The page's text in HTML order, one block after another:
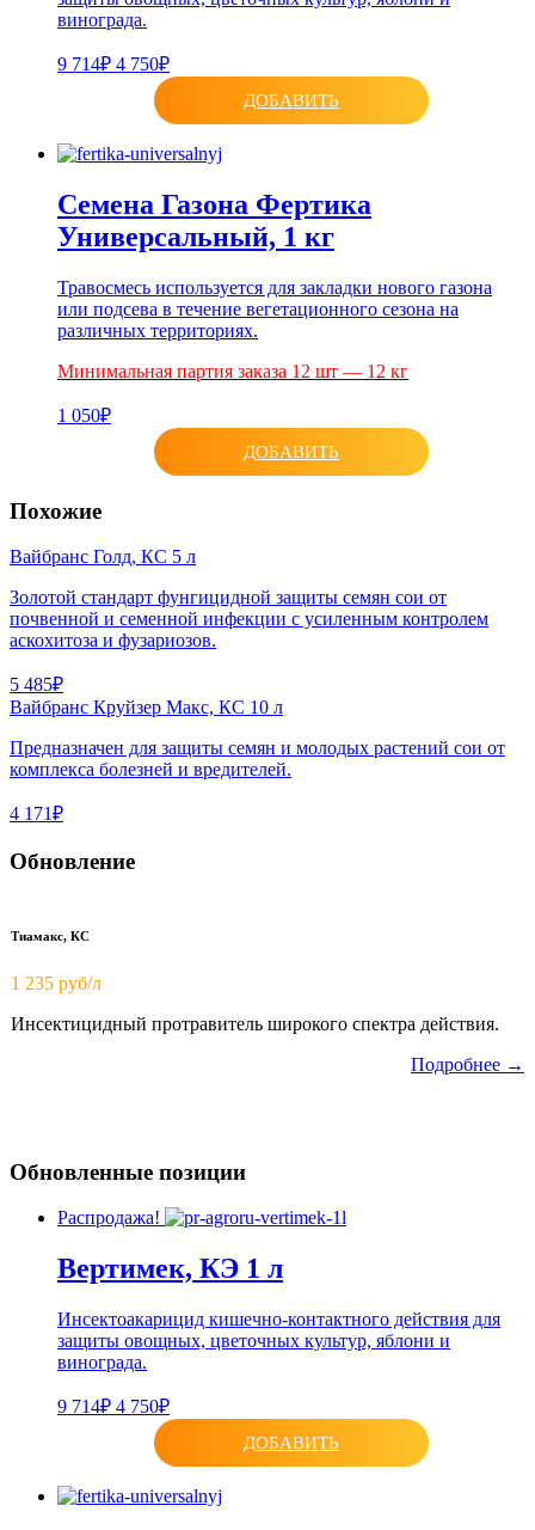
винограда.
9 714₽ 4 750₽
ДОБАВИТЬ
Семена Газона Фертика
Универсальный, 1 кг
Травосмесь используется для закладки нового газона
или подсева в течение вегетационного сезона на
различных территориях.
Минимальная партия заказа 12 шт — 12 кг
1 050₽
ДОБАВИТЬ
Похожие
Вайбранс Голд, КС 5 л
Золотой стандарт фунгицидной защиты семян сои от
почвенной и семенной инфекции с усиленным контролем
аскохитоза и фузариозов.
5 485₽
Вайбранс Круйзер Макс, КС 10 л
Предназначен для защиты семян и молодых растений сои от
комплекса болезней и вредителей.
4 171₽
Обновление
Тиамакс, КС
1 235 руб/л
Инсектицидный протравитель широкого спектра действия.
Подробнее →
Обновленные позиции
Распродажа!
Вертимек, КЭ 1 л
Инсектоакарицид кишечно-контактного действия для
защиты овощных, цветочных культур, яблони и
винограда.
9 714₽ 4 750₽
ДОБАВИТЬ